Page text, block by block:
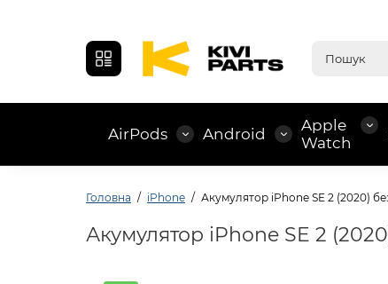
AirPods Android
Apple
Watch
Головна iPhone Акумулятор iPhone SE 2 (2020)
Акумулятор iPhone SE 2